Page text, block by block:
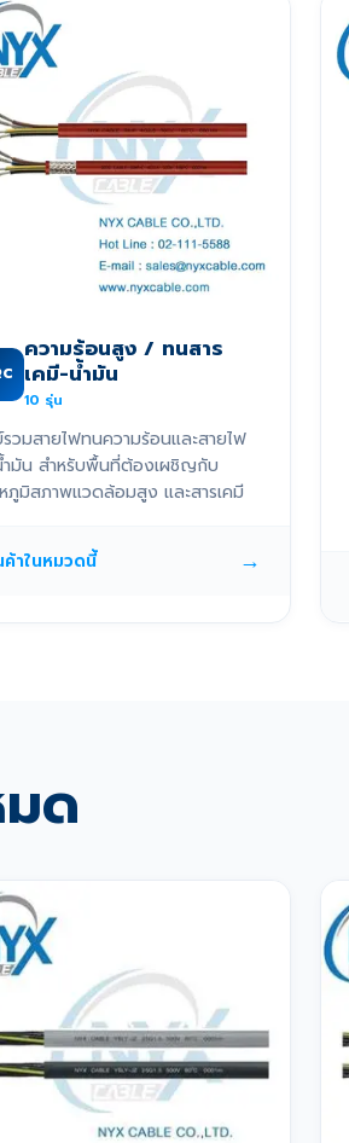
ความร้อนสูง / ทนสาร
เคมี-น้ำมัน
10 รุ่น
วมสายไฟทนความร้อนและสายไฟ
มัน สำหรับพื้นที่ต้องเผชิญกับ
มิสภาพแวดล้อมสูง และสารเคมี
าในหมวดนี้ →
ด